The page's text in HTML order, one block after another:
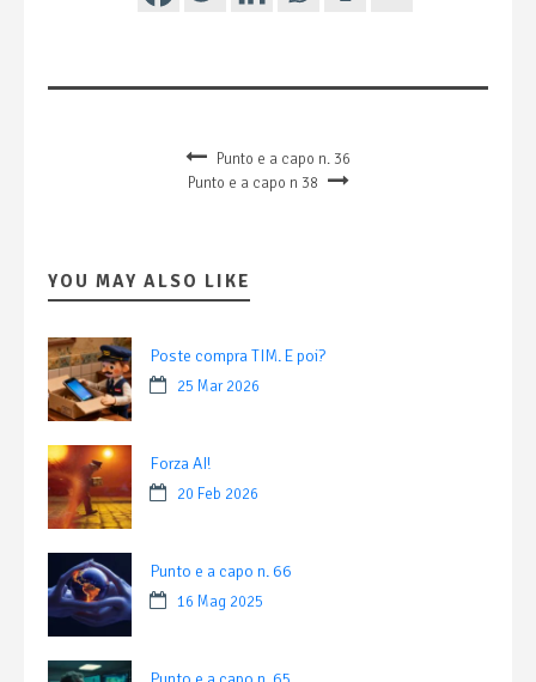
Punto e a capo n. 36
Punto e a capo n 38
YOU MAY ALSO LIKE
Poste compra TIM. E poi?
25 Mar 2026
Forza AI!
20 Feb 2026
Punto e a capo n. 66
16 Mag 2025